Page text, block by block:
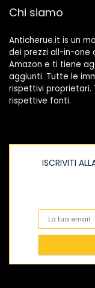
Chi siamo
Anticherue.it is un
dei prezzi all-in-one
Amazon e ti tiene
aggiunti. Tutte le
rispettivi proprietari.
rispettive fonti.
ISCRIVITI